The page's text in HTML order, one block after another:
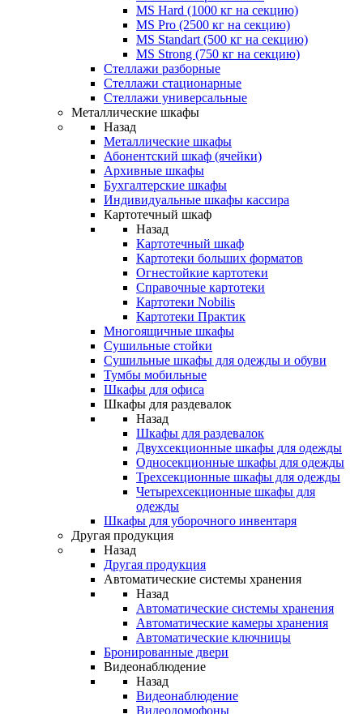
MS Hard (1000 кг на секцию)
MS Pro (2500 кг на секцию)
MS Standart (500 кг на секцию)
MS Strong (750 кг на секцию)
Стеллажи разборные
Стеллажи стационарные
Стеллажи универсальные
Металлические шкафы
Назад
Металлические шкафы
Абонентский шкаф (ячейки)
Архивные шкафы
Бухгалтерские шкафы
Индивидуальные шкафы кассира
Картотечный шкаф
Назад
Картотечный шкаф
Картотеки больших форматов
Огнестойкие картотеки
Справочные картотеки
Картотеки Nobilis
Картотеки Практик
Многоящичные шкафы
Сушильные стойки
Сушильные шкафы для одежды и обуви
Тумбы мобильные
Шкафы для офиса
Шкафы для раздевалок
Назад
Шкафы для раздевалок
Двухсекционные шкафы для одежды
Односекционные шкафы для одежды
Трехсекционные шкафы для одежды
Четырехсекционные шкафы для
одежды
Шкафы для уборочного инвентаря
Другая продукция
Назад
Другая продукция
Автоматические системы хранения
Назад
Автоматические системы хранения
Автоматические камеры хранения
Автоматические ключницы
Бронированные двери
Видеонаблюдение
Назад
Видеонаблюдение
Видеодомофоны